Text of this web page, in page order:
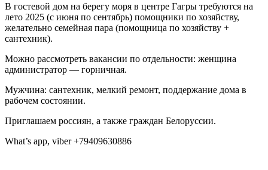
В гостевой дом на берегу моря в центре Гагры требуются на
лето 2025 (с июня по сентябрь) помощники по хозяйству,
желательно семейная пара (помощница по хозяйству +
сантехник).
Можно рассмотреть вакансии по отдельности: женщина
администратор — горничная.
Мужчина: сантехник, мелкий ремонт, поддержание дома в
рабочем состоянии.
Приглашаем россиян, а также граждан Белоруссии.
What’s app, viber +79409630886